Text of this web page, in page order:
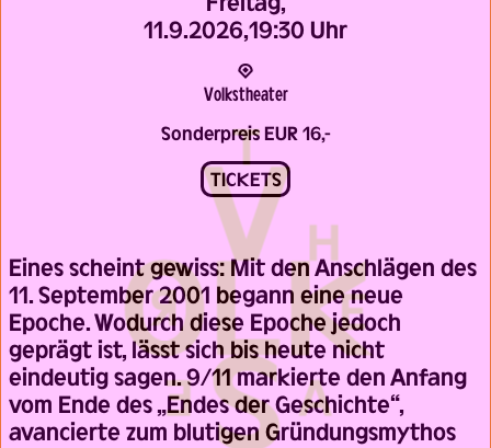
11.9.2026,19:30 Uhr
Volks­theater
Sonderpreis EUR 16,-
TICKETS
Eines scheint gewiss: Mit den Anschlägen des
11. September 2001 begann eine neue
Epoche. Wodurch diese Epoche jedoch
geprägt ist, lässt sich bis heute nicht
eindeutig sagen. 9/11 markierte den Anfang
vom Ende des „Endes der Geschichte“,
avancierte zum blutigen Gründungsmythos